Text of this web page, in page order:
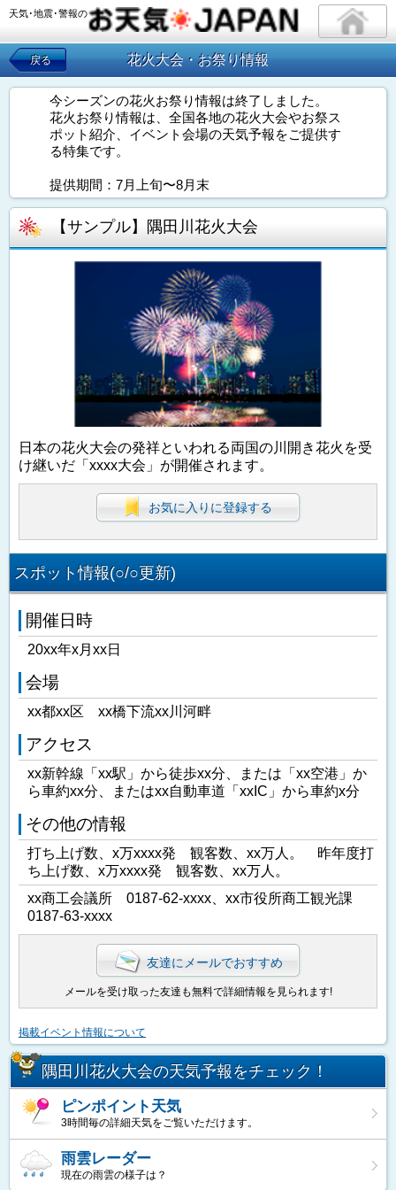
天気･地震･警報の
戻る 花火大会・お祭り情報
今シーズンの花火お祭り情報は終了しました。
花火お祭り情報は、全国各地の花火大会やお祭ス
ポット紹介、イベント会場の天気予報をご提供す
る特集です。
提供期間：7月上旬〜8月末
【サンプル】隅田川花火大会
日本の花火大会の発祥といわれる両国の川開き花火を受
け継いだ「xxxx大会」が開催されます。
お気に入りに登録する
スポット情報(○/○更新)
開催日時
20xx年x月xx日
会場
xx都xx区 xx橋下流xx川河畔
アクセス
xx新幹線「xx駅」から徒歩xx分、または「xx空港」か
ら車約xx分、またはxx自動車道「xxIC」から車約x分
その他の情報
打ち上げ数、x万xxxx発 観客数、xx万人。 昨年度打
ち上げ数、x万xxxx発 観客数、xx万人。
xx商工会議所 0187-62-xxxx、xx市役所商工観光課
0187-63-xxxx
友達にメールでおすすめ
メールを受け取った友達も無料で詳細情報を見られます!
掲載イベント情報について
隅田川花火大会の天気予報をチェック！
ピンポイント天気
3時間毎の詳細天気をご覧いただけます。
雨雲レーダー
現在の雨雲の様子は？